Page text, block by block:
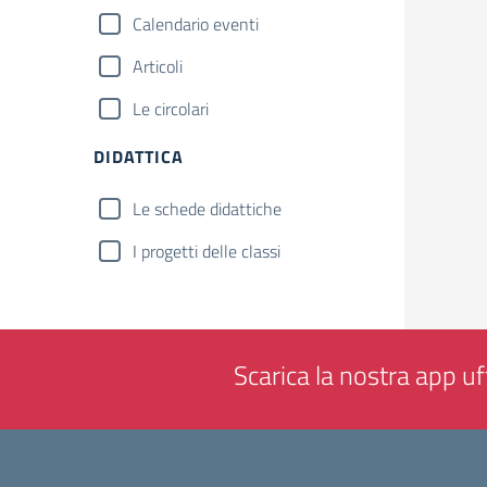
Calendario eventi
Articoli
Le circolari
DIDATTICA
Le schede didattiche
I progetti delle classi
Scarica la nostra app